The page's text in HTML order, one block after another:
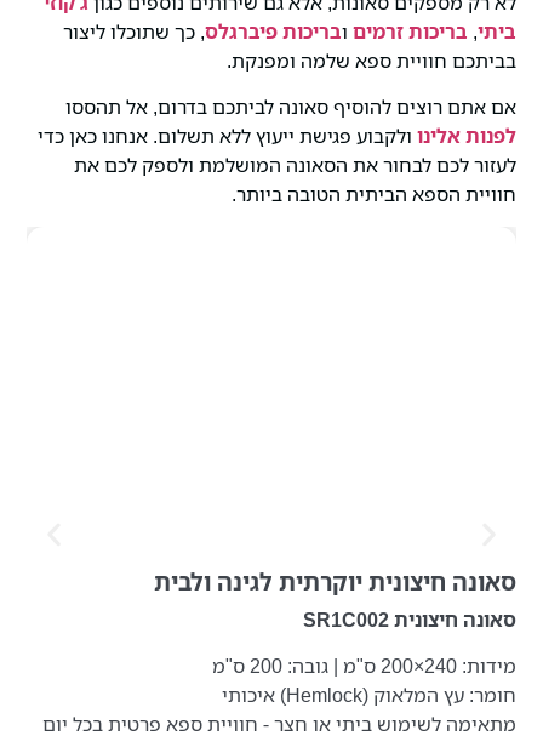
ביתי, בריכות זרמים ובריכות פיברגלס, כך שתוכלו ליצור
בביתכם חוויית ספא שלמה ומפנקת.
אם אתם רוצים להוסיף סאונה לביתכם בדרום, אל תהססו
לפנות אלינו ולקבוע פגישת ייעוץ ללא תשלום. אנחנו כאן כדי
לעזור לכם לבחור את הסאונה המושלמת ולספק לכם את
חוויית הספא הביתית הטובה ביותר.
סאונה חיצונית יוקרתית לגינה ולבית
סאונה חיצונית SR1C002
מידות: 240×200 ס"מ | גובה: 200 ס"מ
חומר: עץ המלאוק (Hemlock) איכותי
מתאימה לשימוש ביתי או חצר - חוויית ספא פרטית בכל יום